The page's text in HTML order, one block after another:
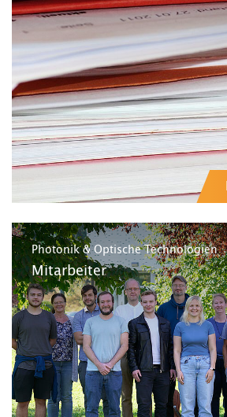
Photonik & Optische Technologien
Mitarbeiter